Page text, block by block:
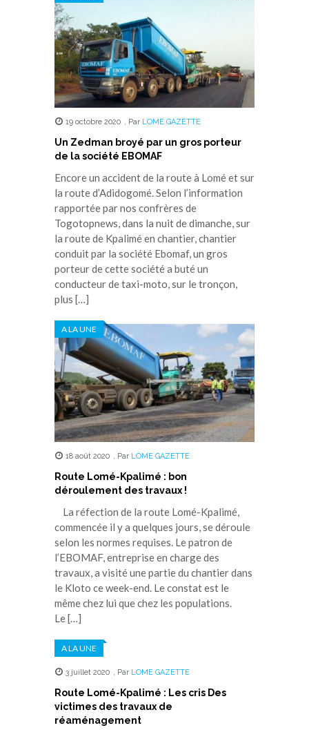
19 octobre 2020 Par LOME GAZETTE
Un Zedman broyé par un gros porteur
de la société EBOMAF
Encore un accident de la route à Lomé et sur
la route d’Adidogomé. Selon l’information
rapportée par nos confrères de
Togotopnews, dans la nuit de dimanche, sur
la route de Kpalimé en chantier, chantier
conduit par la société Ebomaf, un gros
porteur de cette société a buté un
conducteur de taxi-moto, sur le tronçon,
plus […]
A LA UNE
18 août 2020 , Par LOME GAZETTE
Route Lomé-Kpalimé : bon
déroulement des travaux !
La réfection de la route Lomé-Kpalimé,
commencée il y a quelques jours, se déroule
selon les normes requises. Le patron de
l’EBOMAF, entreprise en charge des
travaux, a visité une partie du chantier dans
le Kloto ce week-end. Le constat est le
même chez lui que chez les populations.
Le […]
A LA UNE
3 juillet 2020 , Par LOME GAZETTE
Route Lomé-Kpalimé : Les cris Des
victimes des travaux de
réaménagement